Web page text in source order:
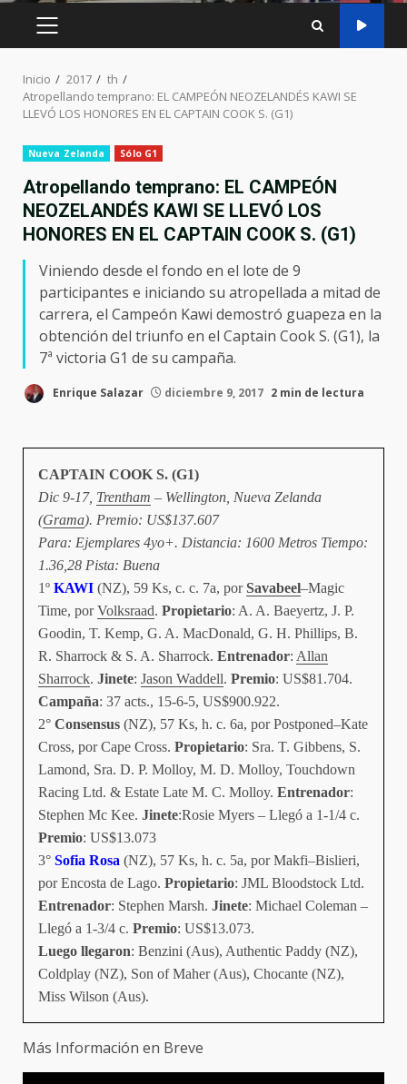
MENÚ
Inicio 2017
th
Atropellando temprano: EL CAMPEÓN NEOZELANDÉS KAWI SE
LLEVÓ LOS HONORES EN EL CAPTAIN COOK S. (G1)
Nueva Zelanda Sólo G1
Atropellando temprano: EL CAMPEÓN
NEOZELANDÉS KAWI SE LLEVÓ LOS
HONORES EN EL CAPTAIN COOK S. (G1)
Viniendo desde el fondo en el lote de 9
participantes e iniciando su atropellada a mitad de
carrera, el Campeón Kawi demostró guapeza en la
obtención del triunfo en el Captain Cook S. (G1), la
7ª victoria G1 de su campaña.
Enrique Salazar diciembre 9, 2017 2 min de lectura
CAPTAIN COOK S. (G1)
Dic 9-17, Trentham – Wellington, Nueva Zelanda
(Grama). Premio: US$137.607
Para: Ejemplares 4yo+. Distancia: 1600 Metros Tiempo:
1.36,28 Pista: Buena
1º KAWI (NZ), 59 Ks, c. c. 7a, porSavabeel–Magic
Time, porVolksraad. Propietario: A. A. Baeyertz, J. P.
Goodin, T. Kemp, G. A. MacDonald, G. H. Phillips, B.
R. Sharrock & S. A. Sharrock. Entrenador: Allan
Sharrock. Jinete: Jason Waddell. Premio: US$81.704.
Campaña: 37 acts., 15-6-5, US$900.922.
2° Consensus (NZ), 57 Ks, h. c. 6a, por Postponed–Kate
Cross, por Cape Cross. Propietario: Sra. T. Gibbens, S.
Lamond, Sra. D. P. Molloy, M. D. Molloy, Touchdown
Racing Ltd. & Estate Late M. C. Molloy. Entrenador:
Stephen Mc Kee. Jinete:Rosie Myers – Llegó a 1-1/4 c.
Premio: US$13.073
3° Sofia Rosa (NZ), 57 Ks, h. c. 5a, por Makfi–Bislieri,
por Encosta de Lago. Propietario: JML Bloodstock Ltd.
Entrenador: Stephen Marsh. Jinete: Michael Coleman –
Llegó a 1-3/4 c. Premio: US$13.073.
Luego llegaron: Benzini (Aus), Authentic Paddy (NZ),
Coldplay (NZ), Son of Maher (Aus), Chocante (NZ),
Miss Wilson (Aus).
Más Información en Breve